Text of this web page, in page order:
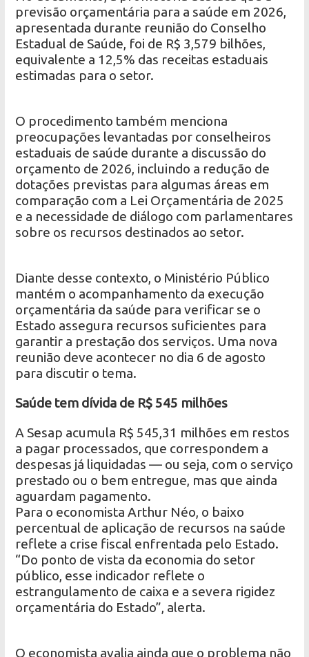
previsão orçamentária para a saúde em 2026,
apresentada durante reunião do Conselho
Estadual de Saúde, foi de R$ 3,579 bilhões,
equivalente a 12,5% das receitas estaduais
estimadas para o setor.
O procedimento também menciona
preocupações levantadas por conselheiros
estaduais de saúde durante a discussão do
orçamento de 2026, incluindo a redução de
dotações previstas para algumas áreas em
comparação com a Lei Orçamentária de 2025
e a necessidade de diálogo com parlamentares
sobre os recursos destinados ao setor.
Diante desse contexto, o Ministério Público
mantém o acompanhamento da execução
orçamentária da saúde para verificar se o
Estado assegura recursos suficientes para
garantir a prestação dos serviços. Uma nova
reunião deve acontecer no dia 6 de agosto
para discutir o tema.
Saúde tem dívida de R$ 545 milhões
A Sesap acumula R$ 545,31 milhões em restos
a pagar processados, que correspondem a
despesas já liquidadas — ou seja, com o serviço
prestado ou o bem entregue, mas que ainda
aguardam pagamento.
Para o economista Arthur Néo, o baixo
percentual de aplicação de recursos na saúde
reflete a crise fiscal enfrentada pelo Estado.
“Do ponto de vista da economia do setor
público, esse indicador reflete o
estrangulamento de caixa e a severa rigidez
orçamentária do Estado”, alerta.
O economista avalia ainda que o problema não